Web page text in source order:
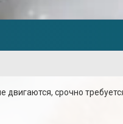
срочно